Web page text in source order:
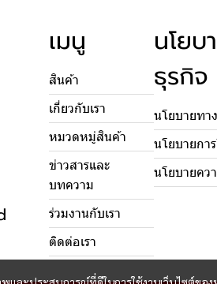
เมนู
สินค้า
เกี่ยวกับเรา
หมวดหมู่สินค้า
ข่าวสารและ
บทความ
ร่วมงานกับเรา
ติดต่อเรา
นโยบ
ธุรกิจ
นโยบายทา
นโยบายกา
นโยบายคว